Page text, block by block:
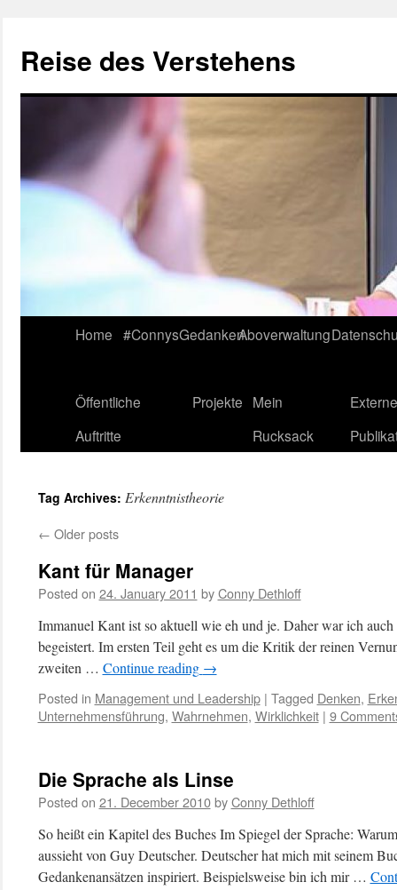
Reise des Verstehens
content
Home #ConnysGedankenAboverwaltung
Öffentliche
Auftritte
Projekte Mein
Rucksack
Externe
Tag Archives: Erkenntnistheorie
← Older posts
Kant für Manager
Posted on 24. January 2011 by Conny Dethloff
Immanuel Kant ist so aktuell wie eh und je. Daher war ich
begeistert. Im ersten Teil geht es um die Kritik der reinen
zweiten … Continue reading →
Posted in Management und Leadership | Tagged Denken,
Unternehmensführung, Wahrnehmen, Wirklichkeit | 9
Die Sprache als Linse
Posted on 21. December 2010 by Conny Dethloff
So heißt ein Kapitel des Buches Im Spiegel der Sprache:
aussieht von Guy Deutscher. Deutscher hat mich mit seinem
Gedankenansätzen inspiriert. Beispielsweise bin ich mir …